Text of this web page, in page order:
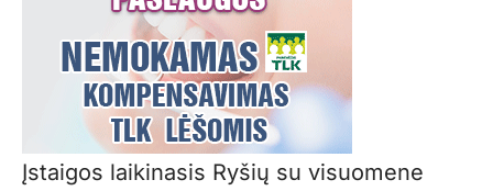
Įstaigos laikinasis Ryšių su visuomene